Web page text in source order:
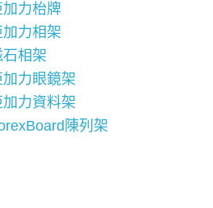
加力枱牌
加力相架
石相架
加力眼鏡架
加力資料架
陳列架